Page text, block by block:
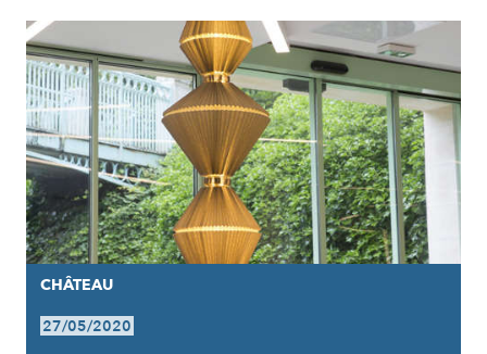
RÉSULTATS
CHÂTEAU
27/05/2020